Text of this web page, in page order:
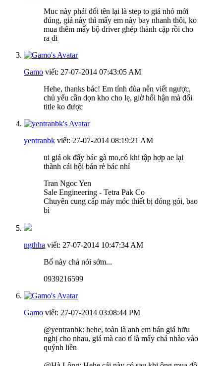
Muc này phải đổi tên lại là step to giá nhỏ mới
đúng, giá này thì mấy em này bay nhanh thôi, ko
mua thêm mấy bộ driver ghép thành cặp rồi cho
ra đi
Gamo viết: 27-07-2014 07:43:05 AM
Hehe, thanks bác! Em tính đùa nên viết ngược,
chủ yếu cần dọn kho cho lẹ, giờ hối hận mà đổi
title ko được
yentranbk viết: 27-07-2014 08:19:21 AM
ui giá ok đấy bác gà mo,có khi tập hợp ae lại
thành cái hội bán rẻ bác nhỉ
Tran Ngoc Yen
Sale Engineering - Tetra Pak Co
Chuyên cung cấp máy móc thiết bị đóng gói, bao
bì
ngthha viết: 27-07-2014 10:47:34 AM
Bố này chả nói sớm...
0939216599
Gamo viết: 27-07-2014 03:08:44 PM
@yentranbk: hehe, toàn là anh em bán giá hữu
nghị cho nhau, giá mà cao tí là mấy chả nhào vào
quýnh liền